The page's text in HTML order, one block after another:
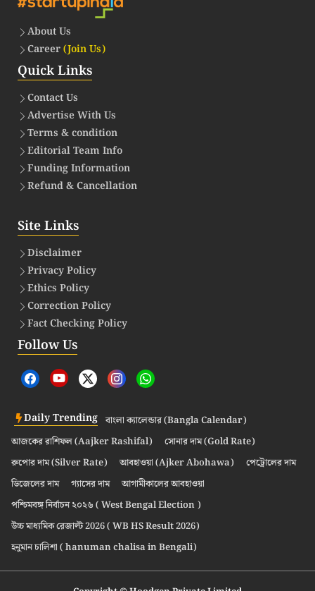
About Us
Career(Join Us)
Quick Links
Contact Us
Advertise With Us
Terms & condition
Editorial Team Info
Funding Information
Refund & Cancellation
Site Links
Disclaimer
Privacy Policy
Ethics Policy
Correction Policy
Fact Checking Policy
Follow Us
Daily Trending বাংলা ক্যালেন্ডার (Bangla Calendar)
আজকের রাশিফল (Aajker Rashifal)
সোনার দাম (Gold Rate)
রুপোর দাম (Silver Rate)
আবহাওয়া (Ajker Abohawa)
পেট্রোলের দাম
ডিজেলের দাম
গ্যাসের দাম
আগামীকালের আবহাওয়া
পশ্চিমবঙ্গ নির্বাচন ২০২৬ ( West Bengal Election )
উচ্চ মাধ্যমিক রেজাল্ট 2026 ( WB HS Result 2026)
হনুমান চালিশা ( hanuman chalisa in Bengali)